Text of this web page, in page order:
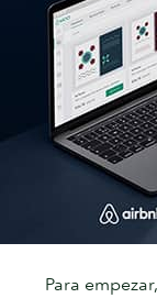
Para